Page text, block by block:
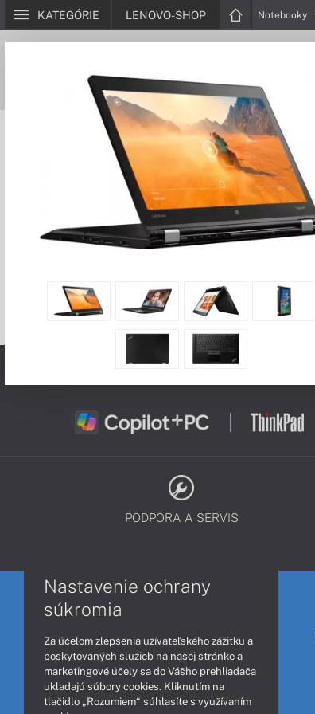
KATEGÓRIE LENOVO-SHOP Notebooky
PODPORA A SERVIS
Nastavenie ochrany
súkromia
Za účelom zlepšenia užívateľského zážitku a
poskytovaných služieb na našej stránke a
marketingové účely sa do Vášho prehliadača
ukladajú súbory cookies. Kliknutím na
tlačidlo „Rozumiem“ súhlasíte s využívaním